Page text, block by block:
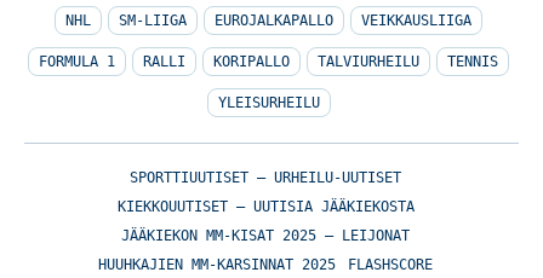
NHL SM-LIIGA EUROJALKAPALLO VEIKKAUSLIIGA
FORMULA 1 RALLI KORIPALLO TALVIURHEILU TENNIS
YLEISURHEILU
SPORTTIUUTISET – URHEILU-UUTISET
KIEKKOUUTISET – UUTISIA JÄÄKIEKOSTA
JÄÄKIEKON MM-KISAT 2025 – LEIJONAT
HUUHKAJIEN MM-KARSINNAT 2025
FLASHSCORE